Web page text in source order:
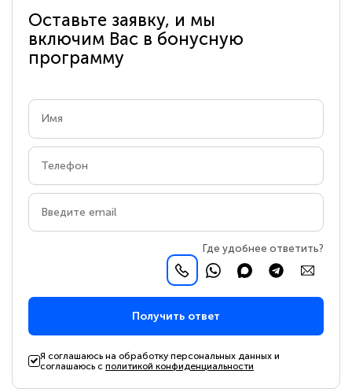
Оставьте заявку, и мы
включим Вас в бонусную
программу
Где удобнее ответить?
Получить ответ
Я соглашаюсь на обработку персональных данных и
соглашаюсь сполитикой конфиденциальности